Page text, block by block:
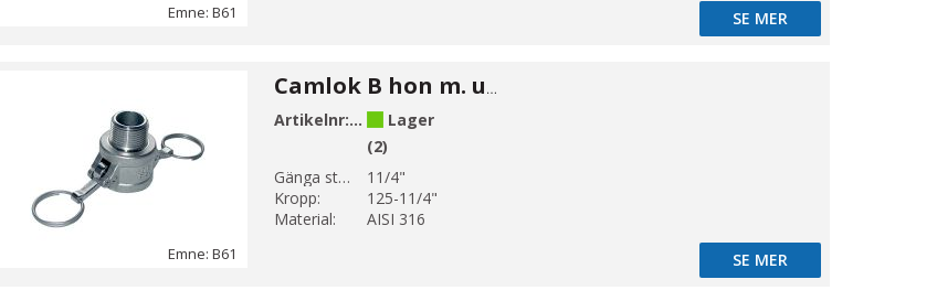
Emne: B61
SE MER
Emne: B61
Camlok B hon m. utv gänga 1 1/4"
Artikelnr:B61-7Lager
(2)
Gänga storlek 1:
11/4"
Kropp:
125-11/4"
Material:
AISI 316
SE MER